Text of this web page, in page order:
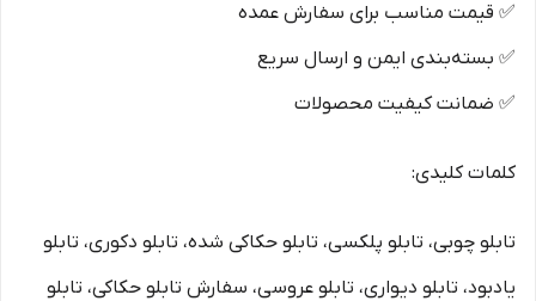
✅ قیمت مناسب برای سفارش عمده
✅ بسته‌بندی ایمن و ارسال سریع
✅ ضمانت کیفیت محصولات
کلمات کلیدی:
تابلو چوبی، تابلو پلکسی، تابلو حکاکی شده، تابلو دکوری، تابلو
یادبود، تابلو دیواری، تابلو عروسی، سفارش تابلو حکاکی، تابلو